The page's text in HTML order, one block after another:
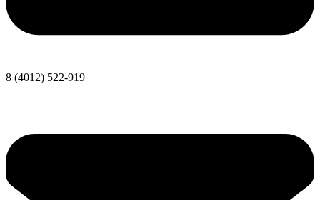
8 (4012) 522-919